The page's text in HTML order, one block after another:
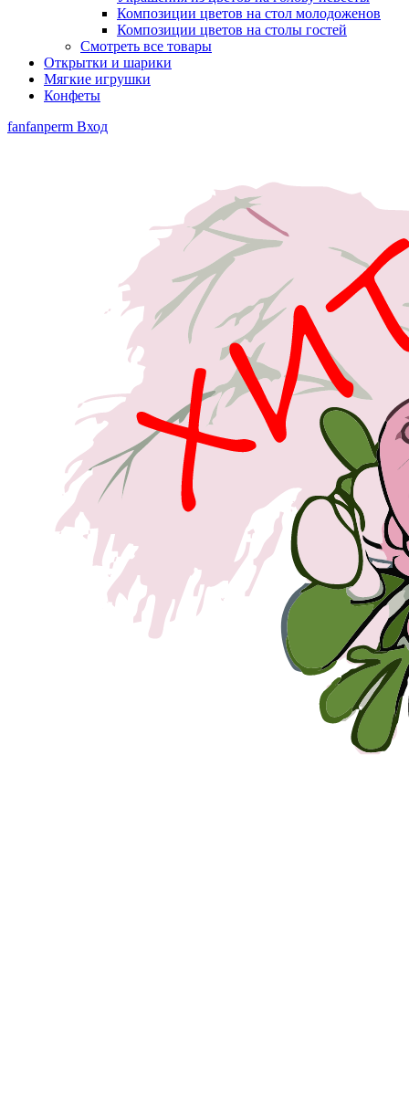
Композиции цветов на стол молодоженов
Композиции цветов на столы гостей
Смотреть все товары
Открытки и шарики
Мягкие игрушки
Конфеты
fanfanperm Вход